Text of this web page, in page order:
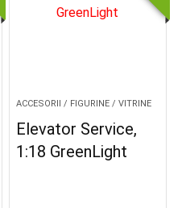
ACCESORII / FIGURINE / VITRINE
Elevator Service,
1:18 GreenLight